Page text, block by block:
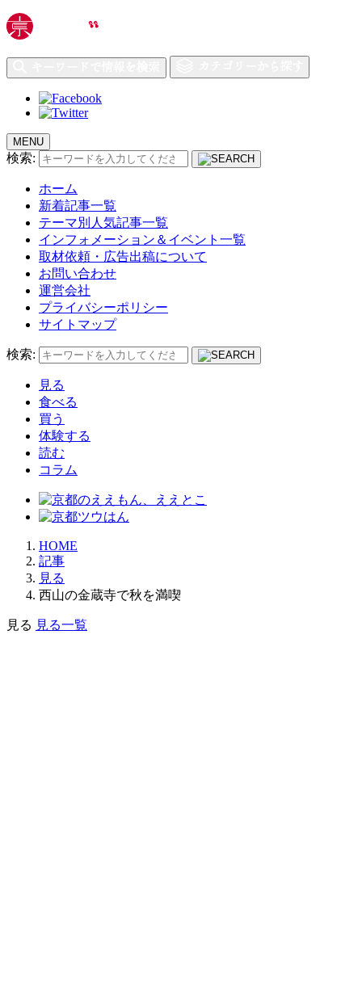
MENU
検索:
ホーム
新着記事一覧
テーマ別人気記事一覧
インフォメーション＆イベント一覧
取材依頼・広告出稿について
お問い合わせ
運営会社
プライバシーポリシー
サイトマップ
検索:
見る
食べる
買う
体験する
読む
コラム
HOME
記事
見る
西山の金蔵寺で秋を満喫
見る 見る一覧